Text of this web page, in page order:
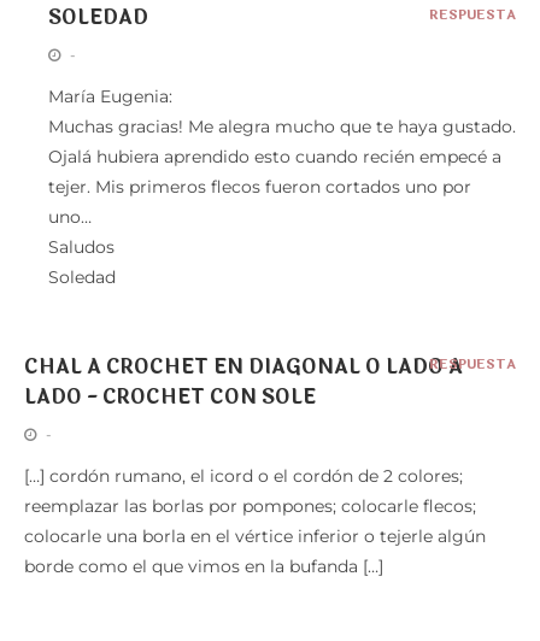
SOLEDAD
-
María Eugenia:
Muchas gracias! Me alegra mucho que te haya gustado.
Ojalá hubiera aprendido esto cuando recién empecé a
tejer. Mis primeros flecos fueron cortados uno por
uno…
Saludos
Soledad
RESPUESTA
CHAL A CROCHET EN DIAGONAL O LADO A
LADO - CROCHET CON SOLE
-
[…] cordón rumano, el icord o el cordón de 2 colores;
reemplazar las borlas por pompones; colocarle flecos;
colocarle una borla en el vértice inferior o tejerle algún
borde como el que vimos en la bufanda […]
RESPUESTA